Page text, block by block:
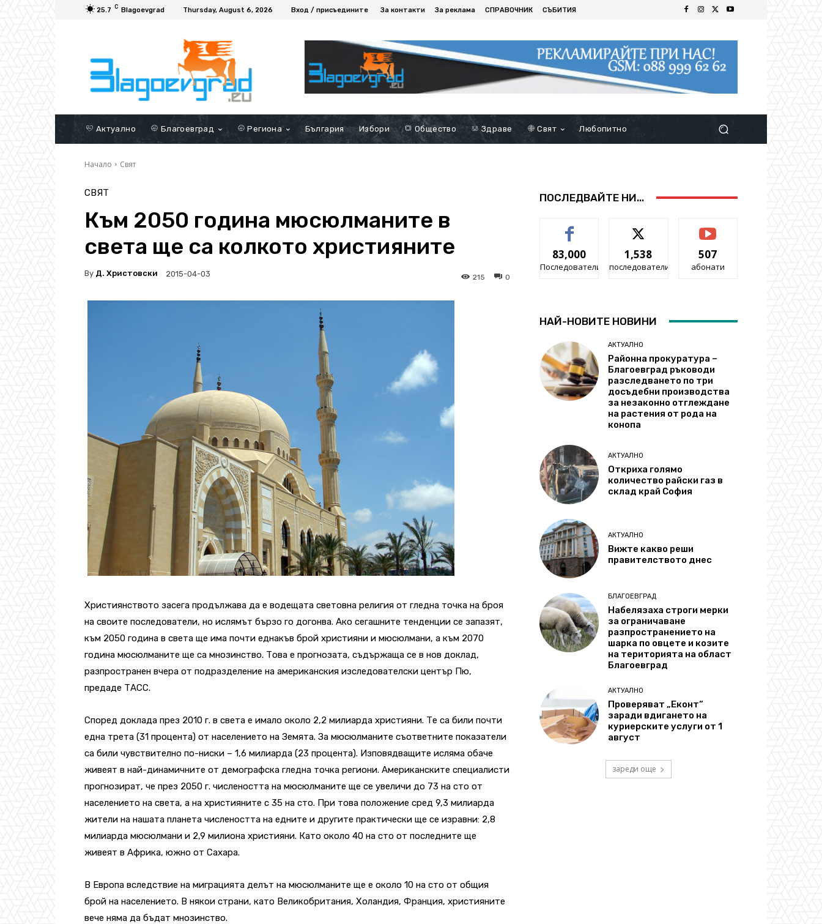
25.7 C Blagoevgrad Thursday, August 6, 2026 Вход / присъедините За контакти За реклама СПРАВОЧНИК СЪБИТИЯ
Актуално Благоевград Региона България Избори Общество Здраве Свят Любопитно
Начало Свят
СВЯТ
Към 2050 година мюсюлманите в
света ще са колкото християните
By Д. Христовски 2015-04-03 0
215
Християнството засега продължава да е водещата световна религия от гледна точка на броя
на своите последователи, но ислямът бързо го догонва. Ако сегашните тенденции се запазят,
към 2050 година в света ще има почти еднакъв брой християни и мюсюлмани, а към 2070
година мюсюлманите ще са мнозинство. Това е прогнозата, съдържаща се в нов доклад,
разпространен вчера от подразделение на американския изследователски център Пю,
предаде ТАСС.
Според доклада през 2010 г. в света е имало около 2,2 милиарда християни. Те са били почти
една трета (31 процента) от населението на Земята. За мюсюлманите съответните показатели
са били чувствително по-ниски – 1,6 милиарда (23 процента). Изповядващите исляма обаче
живеят в най-динамичните от демографска гледна точка региони. Американските специалисти
прогнозират, че през 2050 г. числеността на мюсюлманите ще се увеличи до 73 на сто от
населението на света, а на християните с 35 на сто. При това положение сред 9,3 милиарда
жители на нашата планета числеността на едните и другите практически ще се изравни: 2,8
милиарда мюсюлмани и 2,9 милиона християни. Като около 40 на сто от последните ще
живеят в Африка, южно от Сахара.
В Европа вследствие на миграцията делът на мюсюлманите ще е около 10 на сто от общия
брой на населението. В някои страни, като Великобритания, Холандия, Франция, християните
вече няма да бъдат мнозинство.
ПОСЛЕДВАЙТЕ НИ...
83,000
Последователи
1,538
последователи
507
абонати
НАЙ-НОВИТЕ НОВИНИ
АКТУАЛНО
Районна прокуратура –
Благоевград ръководи
разследването по три
досъдебни производства
за незаконно отглеждане
на растения от рода на
конопа
АКТУАЛНО
Откриха голямо
количество райски газ в
склад край София
АКТУАЛНО
Вижте какво реши
правителството днес
БЛАГОЕВГРАД
Набелязаха строги мерки
за ограничаване
разпространението на
шарка по овцете и козите
на територията на област
Благоевград
АКТУАЛНО
Проверяват „Еконт“
заради вдигането на
куриерските услуги от 1
август
зареди още